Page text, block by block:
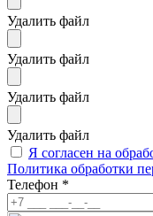
Удалить файл
Удалить файл
Удалить файл
Удалить файл
Я согласен на
Политика обработки
Телефон *